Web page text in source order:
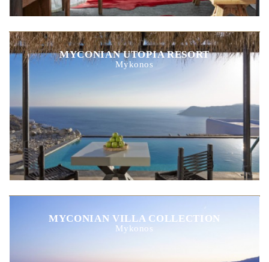
MYCONIAN UTOPIA RESORT
Mykonos
MYCONIAN VILLA COLLECTION
Mykonos